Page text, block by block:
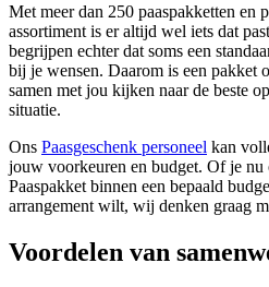
Met meer dan 250 paaspakketten en
assortiment is er altijd wel iets dat
begrijpen echter dat soms een
bij je wensen. Daarom is een pakket
samen met jou kijken naar de beste
situatie.
Ons Paasgeschenk personeel kan
jouw voorkeuren en budget. Of je nu
Paaspakket binnen een bepaald
arrangement wilt, wij denken graag
Voordelen van